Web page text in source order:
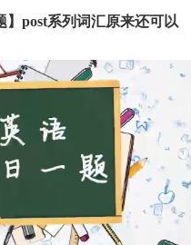
】post系列词汇原来还可以